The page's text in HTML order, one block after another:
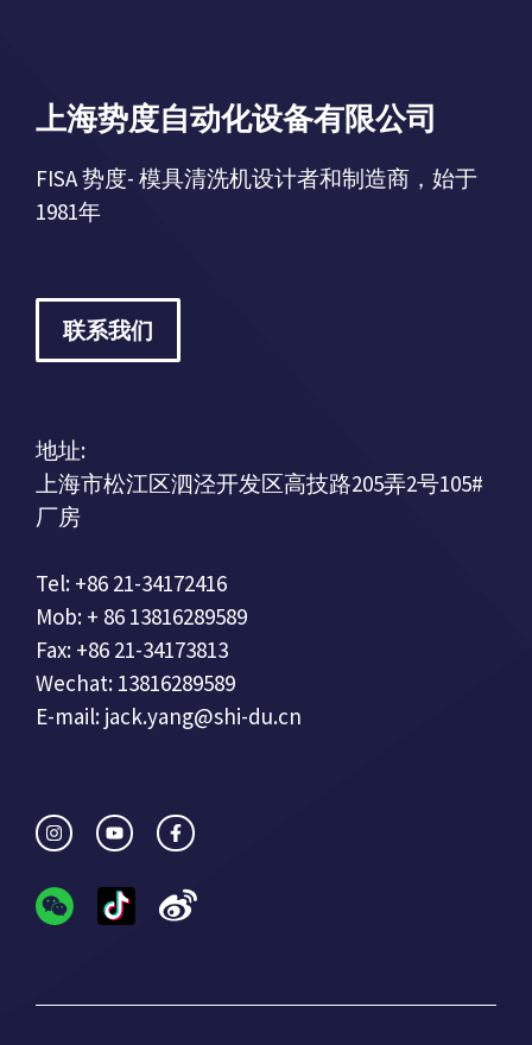
上海势度自动化设备有限公司
FISA 势度- 模具清洗机设计者和制造商，始于
1981年
联系我们
地址:
上海市松江区泗泾开发区高技路205弄2号105#
厂房
Tel: +86 21-34172416
Mob: + 86 13816289589
Fax: +86 21-34173813
Wechat: 13816289589
E-mail: jack.yang@shi-du.cn